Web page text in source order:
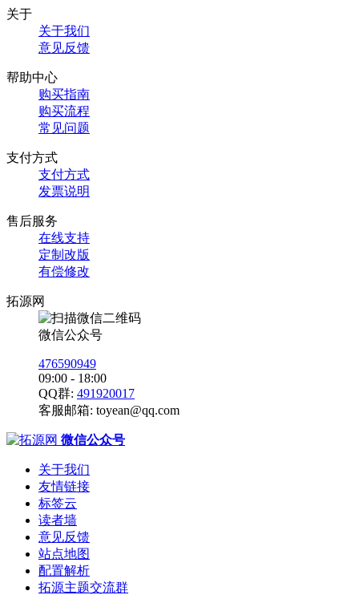
关于
关于我们
意见反馈
帮助中心
购买指南
购买流程
常见问题
支付方式
支付方式
发票说明
售后服务
在线支持
定制改版
有偿修改
拓源网
微信公众号
476590949
09:00 - 18:00
QQ群: 491920017
客服邮箱: toyean@qq.com
微信公众号
关于我们
友情链接
标签云
读者墙
意见反馈
站点地图
配置解析
拓源主题交流群